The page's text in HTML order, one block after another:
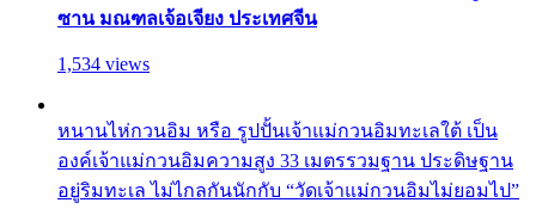
ซาน มณฑลเจ้อเจียง ประเทศจีน
1,534 views
หนานไห่กวนอิม หรือ รูปปั้นเจ้าแม่กวนอิมทะเลใต้ เป็น
องค์เจ้าแม่กวนอิมความสูง 33 เมตรรวมฐาน ประดิษฐาน
อยู่ริมทะเล ไม่ไกลกันนักกับ “วัดเจ้าแม่กวนอิมไม่ยอมไป”